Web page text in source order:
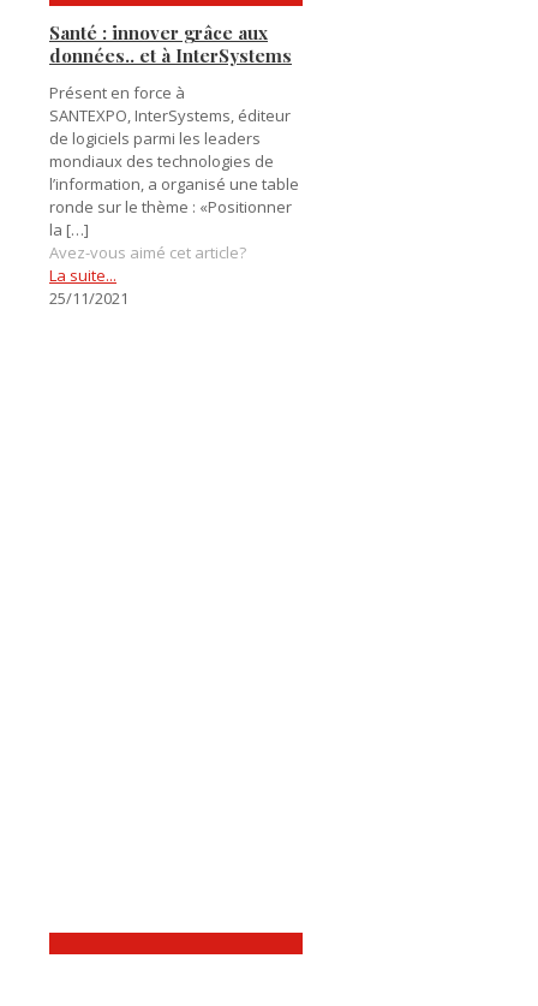
Santé : innover grâce aux
données.. et à InterSystems
Présent en force à
SANTEXPO, InterSystems, éditeur
de logiciels parmi les leaders
mondiaux des technologies de
l’information, a organisé une table
ronde sur le thème : «Positionner
la […]
Avez-vous aimé cet article?
La suite...
25/11/2021